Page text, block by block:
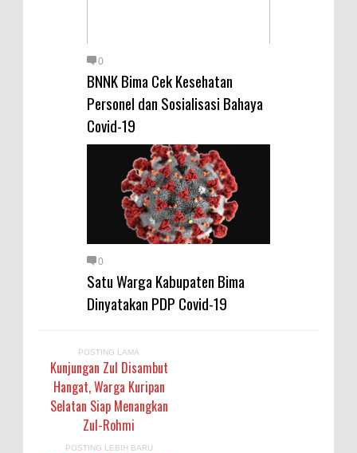
0
BNNK Bima Cek Kesehatan
Personel dan Sosialisasi Bahaya
Covid-19
0
Satu Warga Kabupaten Bima
Dinyatakan PDP Covid-19
POSTING LAMA
Kunjungan Zul Disambut
Hangat, Warga Kuripan
Selatan Siap Menangkan
Zul-Rohmi
POSTING LEBIH BARU